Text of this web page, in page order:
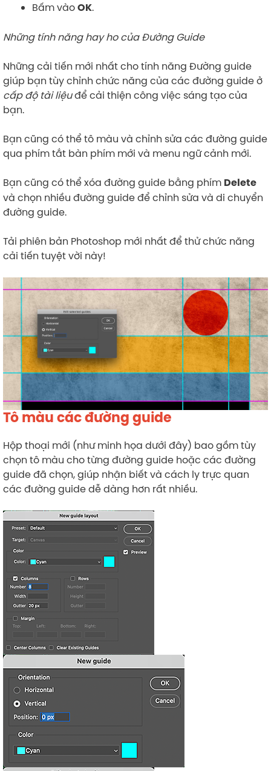
Bấm vàoOK.
Những tính năng hay ho của Đường Guide
Những cải tiến mới nhất cho tính năng Đường guide
giúp bạn tùy chỉnh chức năng của các đường guide ở
cấp độ tài liệuđể cải thiện công việc sáng tạo của
bạn.
Bạn cũng có thể tô màu và chỉnh sửa các đường guide
qua phím tắt bàn phím mới và menu ngữ cảnh mới.
Bạn cũng có thể xóa đường guide bằng phím Delete
và chọn nhiều đường guide để chỉnh sửa và di chuyển
đường guide.
Tải phiên bản Photoshop mới nhất để thử chức năng
cải tiến tuyệt vời này!
Tô màu các đường guide
Hộp thoại mới (như minh họa dưới đây) bao gồm tùy
chọn tô màu cho từng đường guide hoặc các đường
guide đã chọn, giúp nhận biết và cách ly trực quan
các đường guide dễ dàng hơn rất nhiều.